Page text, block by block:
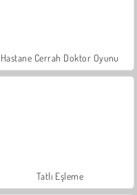
Hastane Cerrah Doktor Oyunu
Tatlı Eşleme